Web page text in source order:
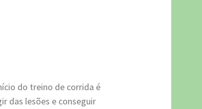
do treino de corrida é
das lesões e conseguir